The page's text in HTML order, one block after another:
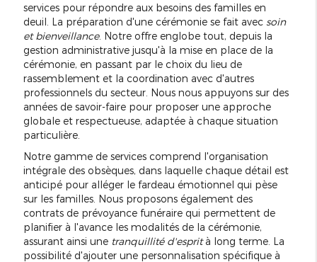
services pour répondre aux besoins des familles en
deuil. La préparation d'une cérémonie se fait avec soin
et bienveillance. Notre offre englobe tout, depuis la
gestion administrative jusqu'à la mise en place de la
cérémonie, en passant par le choix du lieu de
rassemblement et la coordination avec d'autres
professionnels du secteur. Nous nous appuyons sur des
années de savoir-faire pour proposer une approche
globale et respectueuse, adaptée à chaque situation
particulière.
Notre gamme de services comprend l'organisation
intégrale des obsèques, dans laquelle chaque détail est
anticipé pour alléger le fardeau émotionnel qui pèse
sur les familles. Nous proposons également des
contrats de prévoyance funéraire qui permettent de
planifier à l'avance les modalités de la cérémonie,
assurant ainsi une tranquillité d'esprità long terme. La
possibilité d'ajouter une personnalisation spécifique à